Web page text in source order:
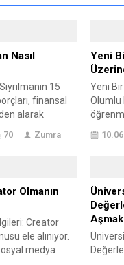
Nasıl
15
finansal
alarak
bazen zorlu ve
finansal
yardımcı
70 Zumra
Yeni
Yeni
Olumlu
yeni...
Olmanın
Creator
ele alınıyor.
medya
Aşmak